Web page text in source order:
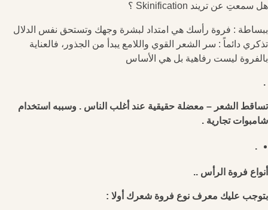
هل سمعتِ عن تريند Skinification ؟
ببساطة : فروة رأسك هي امتداد لبشرة وجهك وتستحق نفس الدلال
تذكري دائماً : سر الشعر القوي واللامع يبدأ من الجذور، فالعناية
بالفروة ليست رفاهية بل هي الأساس
.
تساقط الشعر – معضلة حقيقية عند أغلب الناس . وسببه استخدام
شامبوات تجارية .
.
أنواع فروة الرأس ..
بتوجب عليك معرف نوع فروة شعرك أولا :